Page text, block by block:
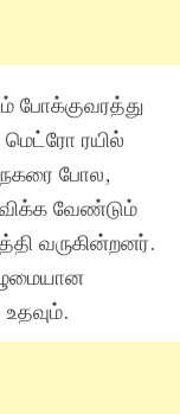
போக்குவரத்து
ரயில்
நகரை போல,
வேண்டும்
வருகின்றனர்.